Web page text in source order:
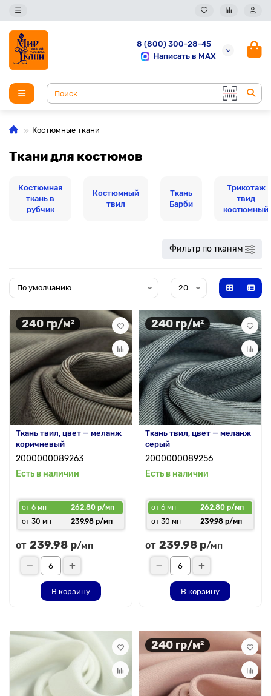
8 (800) 300-28-45
Написать в MAX
Костюмные ткани
Ткани для костюмов
Костюмная
ткань в
рубчик
Костюмный
твил
Ткань
Барби
Трикотаж
твид
костюмный
Фильтр по тканям
240 гр/м²
Ткань твил, цвет — меланж
коричневый
2000000089263
Есть в наличии
от 6 мп
262.80 р/мп
от 30 мп
239.98 р/мп
от 239.98 р/мп
В корзину
240 гр/м²
Ткань твил, цвет — меланж
серый
2000000089256
Есть в наличии
от 6 мп
262.80 р/мп
от 30 мп
239.98 р/мп
от 239.98 р/мп
В корзину
240 гр/м²